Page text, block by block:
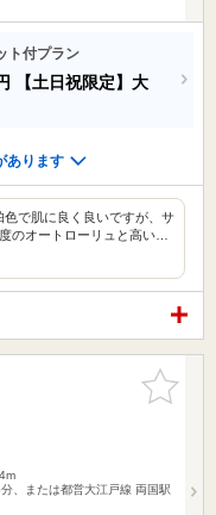
ト付プラン
【土日祝限定】大
あります
で肌に良く良いですが、サ
のオートローリュと高い…
お気に入
りに追加
、または都営大江戸線 両国駅